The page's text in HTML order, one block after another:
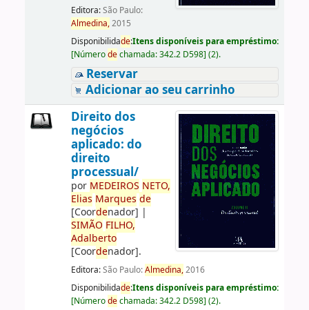
Editora:São Paulo:
Almedina,2015
Disponibilidade:Itens disponíveis para empréstimo:
[Númerodechamada:342.2 D598] (2).
Reservar
Adicionar ao seu carrinho
Direito dos
negócios
aplicado: do
direito
processual/
por MEDEIROS NETO,
Elias Marques de
[Coordenador] |
SIMÃO FILHO,
Adalberto
[Coordenador].
Editora:São Paulo:Almedina,2016
Disponibilidade:Itens disponíveis para empréstimo:
[Númerodechamada:342.2 D598] (2).